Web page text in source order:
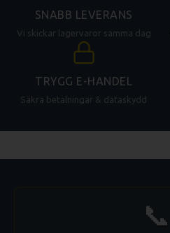
SNABB LEVERANS
Vi skickar lagervaror samma dag
TRYGG E-HANDEL
Säkra betalningar & dataskydd
📞